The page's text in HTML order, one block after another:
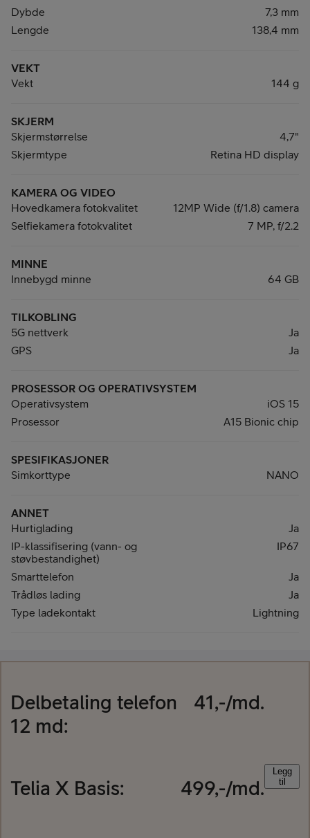
Dybde
7,3 mm
Lengde
138,4 mm
VEKT
Vekt
144 g
SKJERM
Skjermstørrelse
4,7"
Skjermtype
Retina HD display
KAMERA OG VIDEO
Hovedkamera fotokvalitet
12MP Wide (f/1.8) camera
Selfiekamera fotokvalitet
7 MP, f/2.2
MINNE
Innebygd minne
64 GB
TILKOBLING
5G nettverk
Ja
GPS
Ja
PROSESSOR OG OPERATIVSYSTEM
Operativsystem
iOS 15
Prosessor
A15 Bionic chip
SPESIFIKASJONER
Simkorttype
NANO
ANNET
Hurtiglading
Ja
IP-klassifisering (vann- og
støvbestandighet)
IP67
Smarttelefon
Ja
Trådløs lading
Ja
Type ladekontakt
Lightning
Delbetaling telefon
12 md:
41,-/md.
Telia X Basis: 499,-/md.
Legg
til